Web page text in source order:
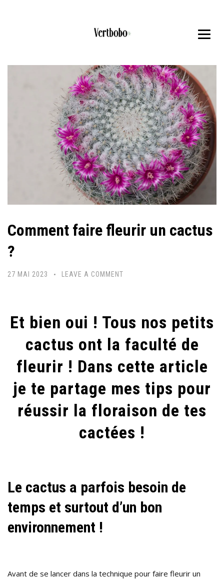
Comment faire fleurir un cactus
?
27 MAI 2023 LEAVE A COMMENT
Et bien oui ! Tous nos petits
cactus ont la faculté de
fleurir ! Dans cette article
je te partage mes tips pour
réussir la floraison de tes
cactées !
Le cactus a parfois besoin de
temps et surtout d’un bon
environnement !
Avant de se lancer dans la technique pour faire fleurir un